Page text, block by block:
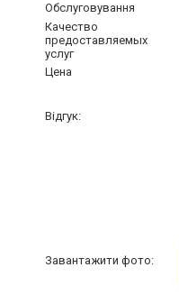
Обслуговування
Качество
предоставляемых
услуг
Цена
Відгук:
Завантажити фото: